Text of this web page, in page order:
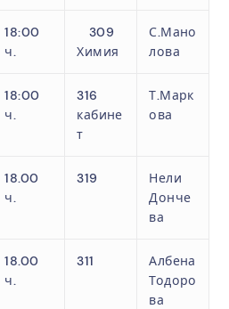
18:00
ч.
309
Химия
С.Мано
лова
18:00
ч.
316
кабине
т
Т.Марк
ова
18.00
ч.
319
Нели
Донче
ва
18.00
ч.
311
Албена
Тодоро
ва